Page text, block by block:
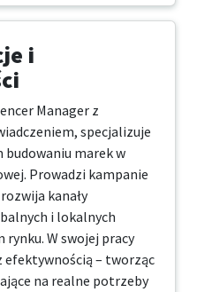
i
Manager z
specjalizuje
marek w
Prowadzi kampanie
kanały
i lokalnych
W swojej pracy
efektywnością – tworząc
na realne potrzeby